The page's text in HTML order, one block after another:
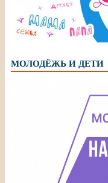
МОЛОДЁЖЬ И ДЕТИ